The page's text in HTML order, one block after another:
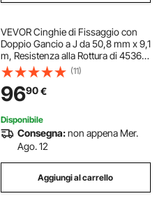
VEVOR Cinghie di Fissaggio con
Doppio Gancio a J da 50,8 mm x 9,1
m, Resistenza alla Rottura di 4536
kg, Borsa per il Trasporto, per
Traslochi, Rimorchi, Motociclette,
Kayak, Tetto, Confezione da 10
(11)
9690€
Disponibile
Consegna:non appena Mer.
Ago. 12
Aggiungi al carrello